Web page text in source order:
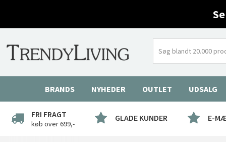
BRANDS NYHEDER OUTLET UDSALG
FRI FRAGT
køb over 699,-
GLADE KUNDER E-